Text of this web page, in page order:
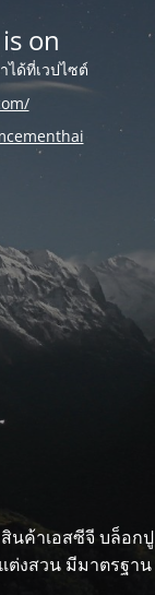
on
ด้ที่เวปไซต์
นค้าเอสซีจี บล็อกปู
ต่งสวน มีมาตรฐาน